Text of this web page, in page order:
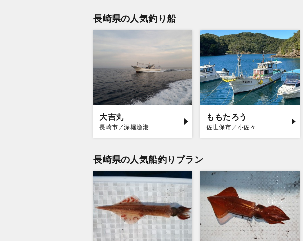
長崎県の人気釣り船
大吉丸
長崎市／深堀漁港
ももたろう
佐世保市／小佐々
長崎県の人気船釣りプラン